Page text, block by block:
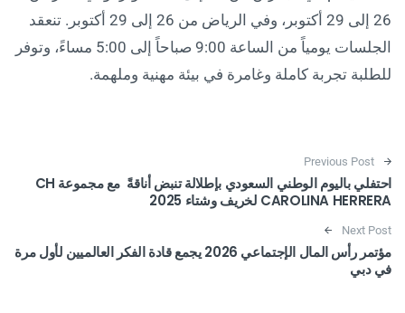
26 إلى 29 أكتوبر، وفي الرياض من 26 إلى 29 أكتوبر. تنعقد
الجلسات يومياً من الساعة 9:00 صباحاً إلى 5:00 مساءً، وتوفر
للطلبة تجربة كاملة وغامرة في بيئة مهنية وملهمة.
Post navigation
Previous Post
احتفلي باليوم الوطني السعودي بإطلالة تنبض أناقةً مع مجموعة CH
CAROLINA HERRERA لخريف وشتاء 2025
Next Post
مؤتمر رأس المال الإجتماعي 2026 يجمع قادة الفكر العالميين لأول مرة
في دبي